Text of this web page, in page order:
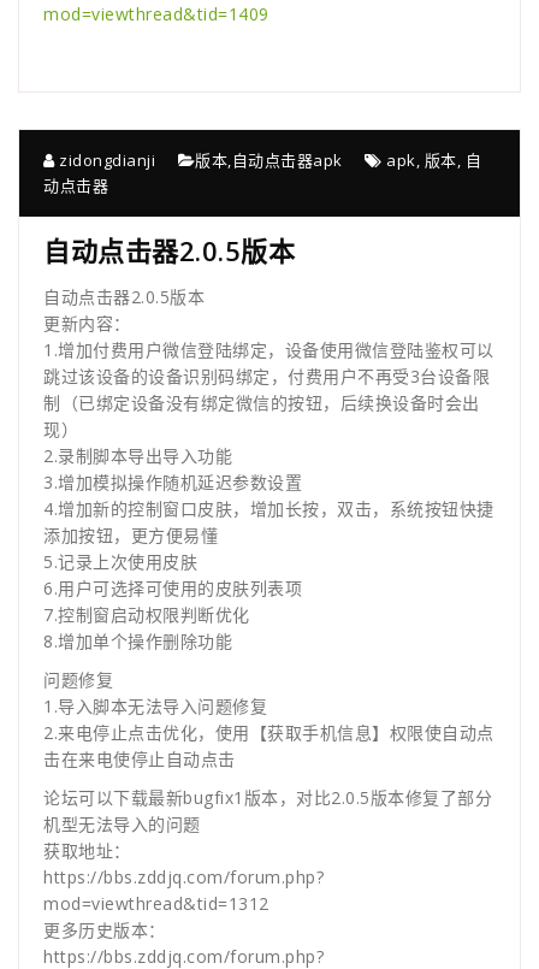
mod=viewthread&tid=1409
zidongdianji 版本,自动点击器apk apk, 版本, 自
动点击器
自动点击器2.0.5版本
自动点击器2.0.5版本
更新内容：
1.增加付费用户微信登陆绑定，设备使用微信登陆鉴权可以
跳过该设备的设备识别码绑定，付费用户不再受3台设备限
制（已绑定设备没有绑定微信的按钮，后续换设备时会出
现）
2.录制脚本导出导入功能
3.增加模拟操作随机延迟参数设置
4.增加新的控制窗口皮肤，增加长按，双击，系统按钮快捷
添加按钮，更方便易懂
5.记录上次使用皮肤
6.用户可选择可使用的皮肤列表项
7.控制窗启动权限判断优化
8.增加单个操作删除功能
问题修复
1.导入脚本无法导入问题修复
2.来电停止点击优化，使用【获取手机信息】权限使自动点
击在来电使停止自动点击
论坛可以下载最新bugfix1版本，对比2.0.5版本修复了部分
机型无法导入的问题
获取地址：
https://bbs.zddjq.com/forum.php?
mod=viewthread&tid=1312
更多历史版本：
https://bbs.zddjq.com/forum.php?